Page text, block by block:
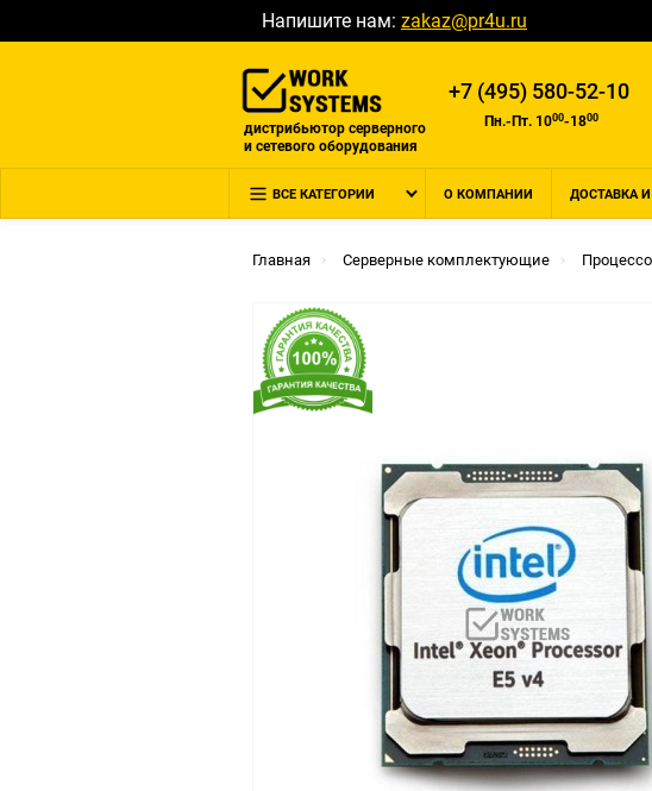
Напишите нам: zakaz@pr4u.ru
дистрибьютор серверного
и сетевого оборудования
+7 (495) 580-52-10
Пн.-Пт. 1000-1800
ВСЕ КАТЕГОРИИ О КОМПАНИИ ДОСТАВКА
Главная Серверные комплектующие